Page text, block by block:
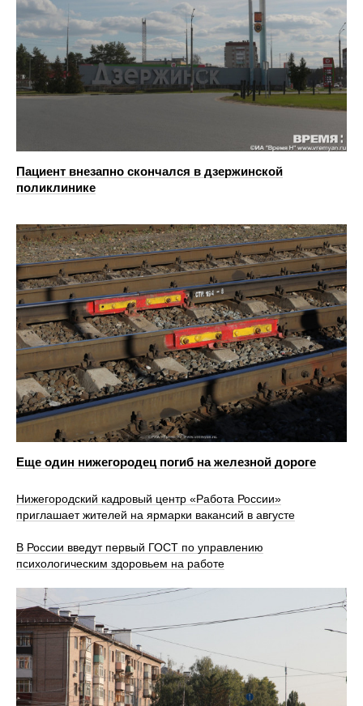
Пациент внезапно скончался в дзержинской
поликлинике
Еще один нижегородец погиб на железной дороге
Нижегородский кадровый центр «Работа России»
приглашает жителей на ярмарки вакансий в августе
В России введут первый ГОСТ по управлению
психологическим здоровьем на работе